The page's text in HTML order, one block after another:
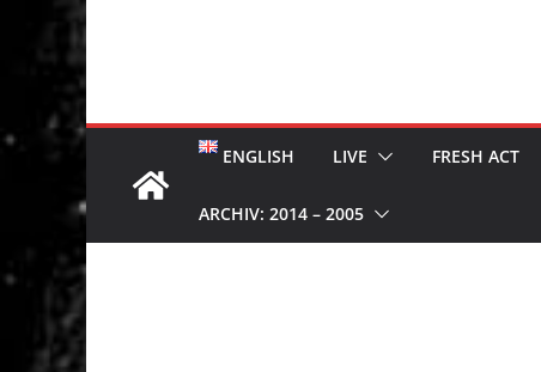
ENGLISH LIVE FRESH ACT
ARCHIV: 2014 – 2005